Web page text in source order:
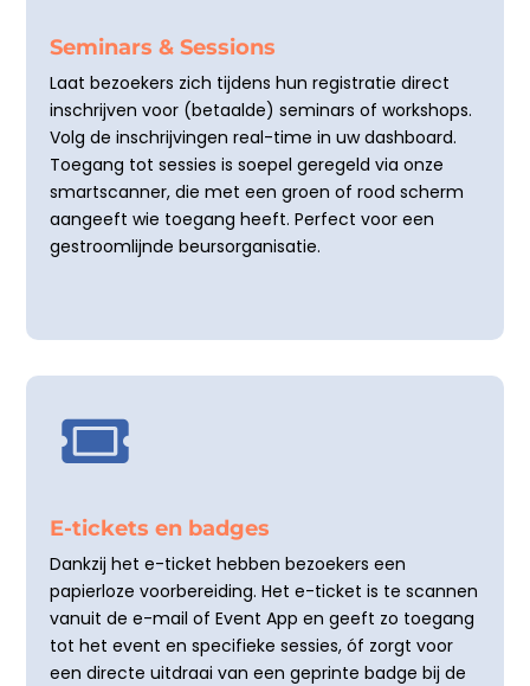
Seminars & Sessions
Laat bezoekers zich tijdens hun registratie direct
inschrijven voor (betaalde) seminars of workshops.
Volg de inschrijvingen real-time in uw dashboard.
Toegang tot sessies is soepel geregeld via onze
smartscanner, die met een groen of rood scherm
aangeeft wie toegang heeft. Perfect voor een
gestroomlijnde beursorganisatie.

E-tickets en badges
Dankzij het e-ticket hebben bezoekers een
papierloze voorbereiding. Het e-ticket is te scannen
vanuit de e-mail of Event App en geeft zo toegang
tot het event en specifieke sessies, óf zorgt voor
een directe uitdraai van een geprinte badge bij de